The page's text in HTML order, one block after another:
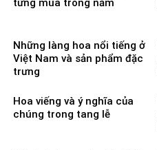
từng mùa trong năm
Những làng hoa nổi tiếng ở
Việt Nam và sản phẩm đặc
trưng
Hoa viếng và ý nghĩa của
chúng trong tang lễ